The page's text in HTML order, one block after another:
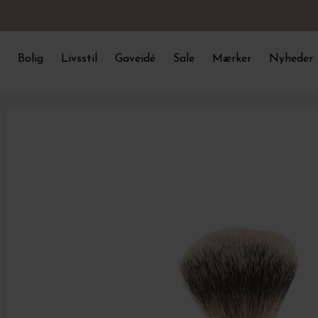
Bolig Livsstil Gaveidé Sale Mærker Nyheder